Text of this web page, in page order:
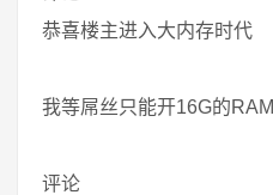
恭喜楼主进入大内存时代
我等屌丝只能开16G的
评论